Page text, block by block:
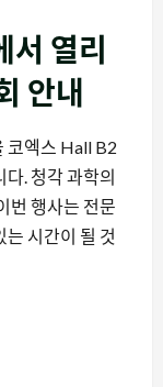
열리
안내
코엑스 Hall B2
. 청각 과학의
번 행사는 전문
시간이 될 것